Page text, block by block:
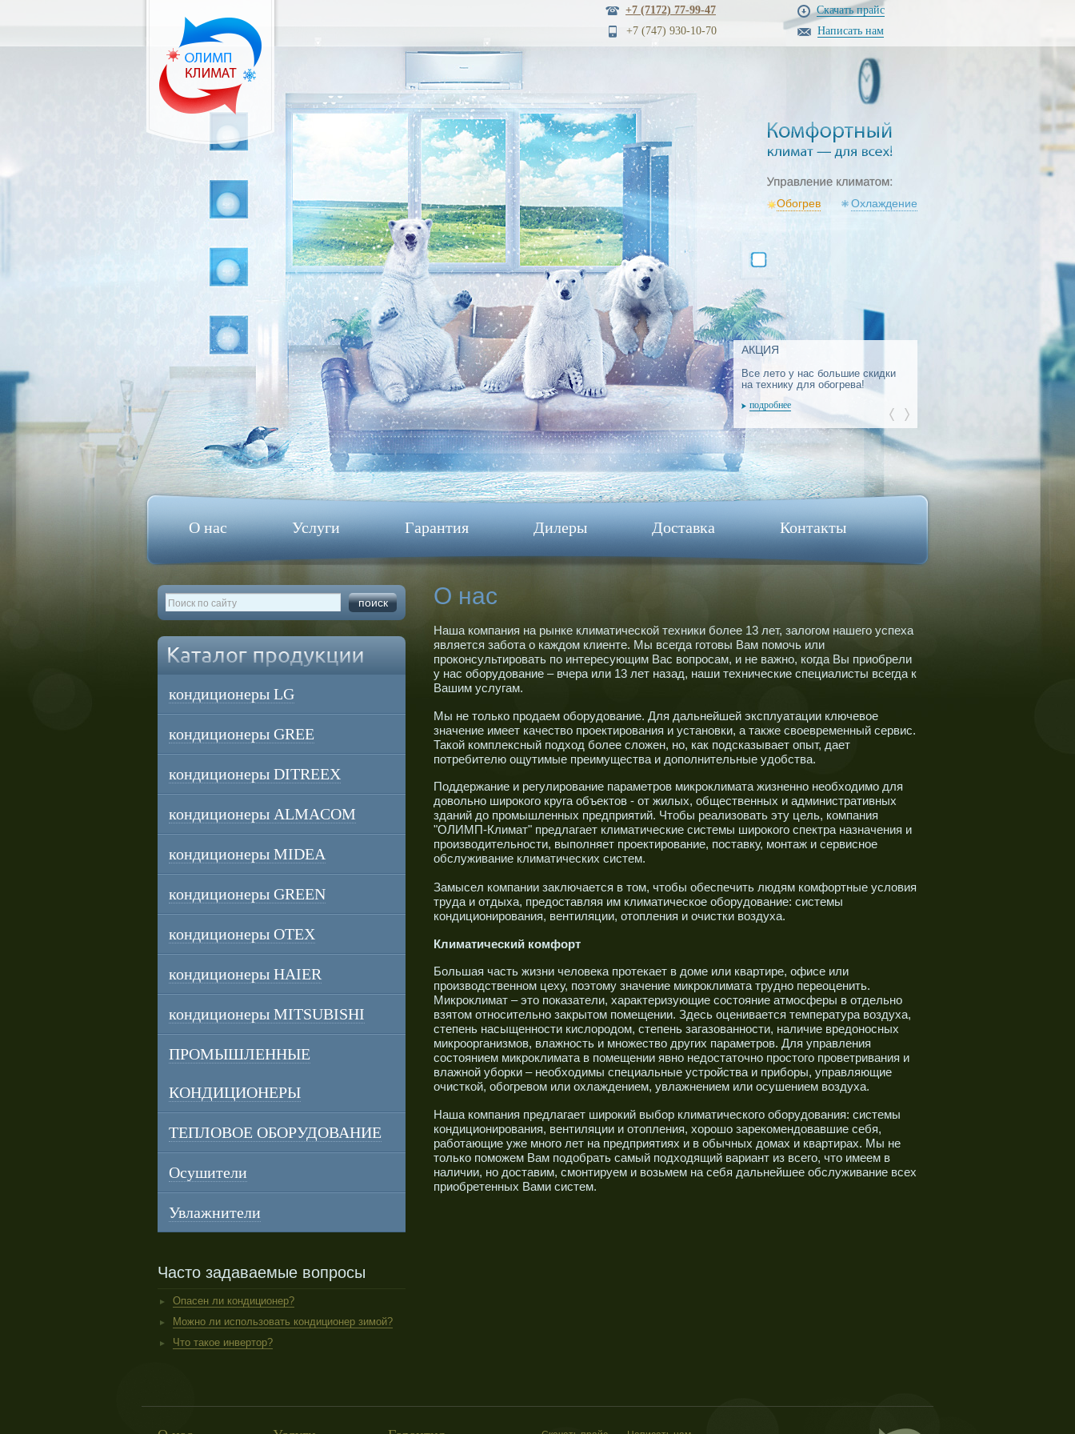
+7 (7172) 77-99-47
+7 (747) 930-10-70
Скачать прайс
Написать нам
Обогрев Охлаждение
АКЦИЯ
Все лето у нас большие скидки
на технику для обогрева!
подробнее
Все лето у нас большие скидки
О нас Услуги Гарантия Дилеры Доставка Контакты
кондиционеры LG
кондиционеры GREE
кондиционеры DITREEX
кондиционеры ALMACOM
кондиционеры MIDEA
кондиционеры GREEN
кондиционеры OTEX
кондиционеры HAIER
кондиционеры MITSUBISHI
ПРОМЫШЛЕННЫЕ
КОНДИЦИОНЕРЫ
ТЕПЛОВОЕ ОБОРУДОВАНИЕ
Осушители
Увлажнители
Часто задаваемые вопросы
Опасен ли кондиционер?
Можно ли использовать кондиционер зимой?
Что такое инвертор?
О нас
Наша компания на рынке климатической техники более 13 лет, залогом нашего успеха
является забота о каждом клиенте. Мы всегда готовы Вам помочь или
проконсультировать по интересующим Вас вопросам, и не важно, когда Вы приобрели
у нас оборудование – вчера или 13 лет назад, наши технические специалисты всегда к
Вашим услугам.
Мы не только продаем оборудование. Для дальнейшей эксплуатации ключевое
значение имеет качество проектирования и установки, а также своевременный сервис.
Такой комплексный подход более сложен, но, как подсказывает опыт, дает
потребителю ощутимые преимущества и дополнительные удобства.
Поддержание и регулирование параметров микроклимата жизненно необходимо для
довольно широкого круга объектов - от жилых, общественных и административных
зданий до промышленных предприятий. Чтобы реализовать эту цель, компания
"ОЛИМП-Климат" предлагает климатические системы широкого спектра назначения и
производительности, выполняет проектирование, поставку, монтаж и сервисное
обслуживание климатических систем.
Замысел компании заключается в том, чтобы обеспечить людям комфортные условия
труда и отдыха, предоставляя им климатическое оборудование: системы
кондиционирования, вентиляции, отопления и очистки воздуха.
Климатический комфорт
Большая часть жизни человека протекает в доме или квартире, офисе или
производственном цеху, поэтому значение микроклимата трудно переоценить.
Микроклимат – это показатели, характеризующие состояние атмосферы в отдельно
взятом относительно закрытом помещении. Здесь оценивается температура воздуха,
степень насыщенности кислородом, степень загазованности, наличие вредоносных
микроорганизмов, влажность и множество других параметров. Для управления
состоянием микроклимата в помещении явно недостаточно простого проветривания и
влажной уборки – необходимы специальные устройства и приборы, управляющие
очисткой, обогревом или охлаждением, увлажнением или осушением воздуха.
Наша компания предлагает широкий выбор климатического оборудования: системы
кондиционирования, вентиляции и отопления, хорошо зарекомендовавшие себя,
работающие уже много лет на предприятиях и в обычных домах и квартирах. Мы не
только поможем Вам подобрать самый подходящий вариант из всего, что имеем в
наличии, но доставим, смонтируем и возьмем на себя дальнейшее обслуживание всех
приобретенных Вами систем.